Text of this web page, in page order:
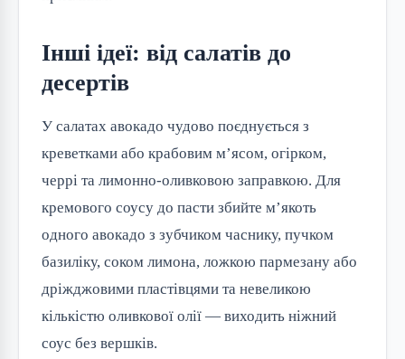
Інші ідеї: від салатів до
десертів
У салатах авокадо чудово поєднується з
креветками або крабовим м’ясом, огірком,
черрі та лимонно-оливковою заправкою. Для
кремового соусу до пасти збийте м’якоть
одного авокадо з зубчиком часнику, пучком
базиліку, соком лимона, ложкою пармезану або
дріжджовими пластівцями та невеликою
кількістю оливкової олії — виходить ніжний
соус без вершків.